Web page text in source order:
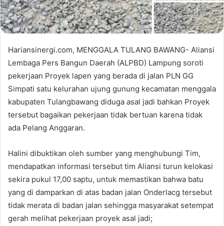
Hariansinergi.com, MENGGALA TULANG BAWANG- Aliansi
Lembaga Pers Bangun Daerah (ALPBD) Lampung soroti
pekerjaan Proyek lapen yang berada di jalan PLN GG
Simpati satu kelurahan ujung gunung kecamatan menggala
kabupaten Tulangbawang diduga asal jadi bahkan Proyek
tersebut bagaikan pekerjaan tidak bertuan karena tidak
ada Pelang Anggaran.
Halini dibuktikan oleh sumber yang menghubungi Tim,
mendapatkan informasi tersebut tim Aliansi turun kelokasi
sekira pukul 17,00 saptu, untuk memastikan bahwa batu
yang di damparkan di atas badan jalan Onderlacg tersebut
tidak merata di badan jalan sehingga masyarakat setempat
gerah melihat pekerjaan proyek asal jadi;